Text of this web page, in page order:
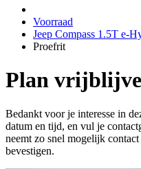
Voorraad
Jeep Compass 1.5T e-
Proefrit
Plan
Bedankt voor je interesse in
datum en tijd, en vul je
neemt zo snel mogelijk
bevestigen.